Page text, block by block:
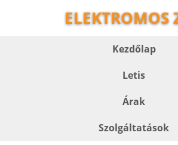
ELEKTROMOS
Kezdőlap
Letis
Árak
Szolgáltatások